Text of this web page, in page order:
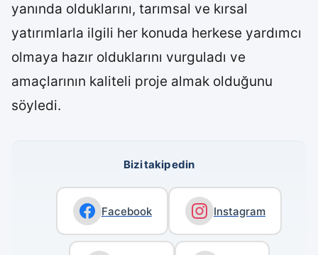
yanında olduklarını, tarımsal ve kırsal
yatırımlarla ilgili her konuda herkese yardımcı
olmaya hazır olduklarını vurguladı ve
amaçlarının kaliteli proje almak olduğunu
söyledi.
Bizi takip edin
Facebook Instagram